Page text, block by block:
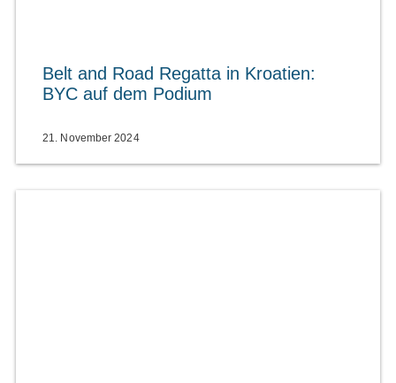
Belt and Road Regatta in Kroatien:
BYC auf dem Podium
21. November 2024